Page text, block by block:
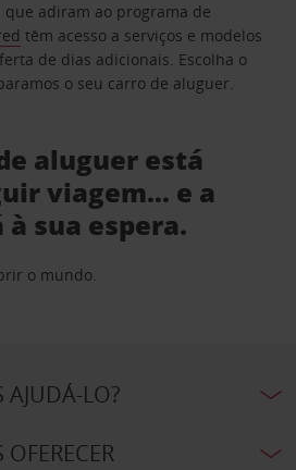
adiram ao programa de
têm acesso a serviços e modelos
de dias adicionais. Escolha o
o seu carro de aluguer.
aluguer está
viagem… e a
sua espera.
o mundo.
LO?